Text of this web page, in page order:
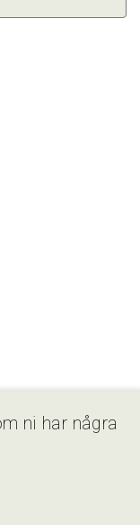
ni har några